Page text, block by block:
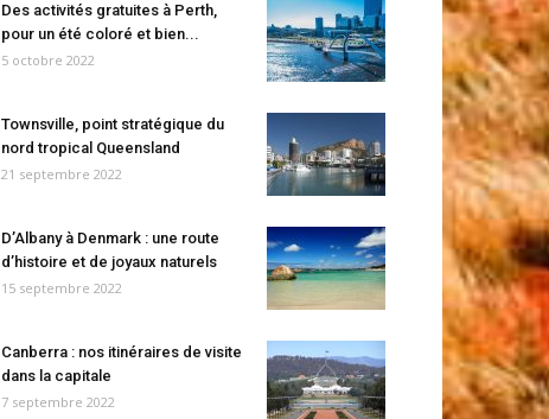
Des activités gratuites à Perth,
pour un été coloré et bien...
5 octobre 2022
Townsville, point stratégique du
nord tropical Queensland
21 septembre 2022
D’Albany à Denmark : une route
d’histoire et de joyaux naturels
15 septembre 2022
Canberra : nos itinéraires de visite
dans la capitale
7 septembre 2022